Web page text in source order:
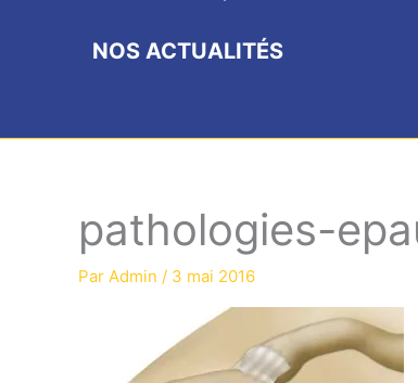
NOS ACTUALITÉS
pathologies-
Par Admin / 3 mai 2016